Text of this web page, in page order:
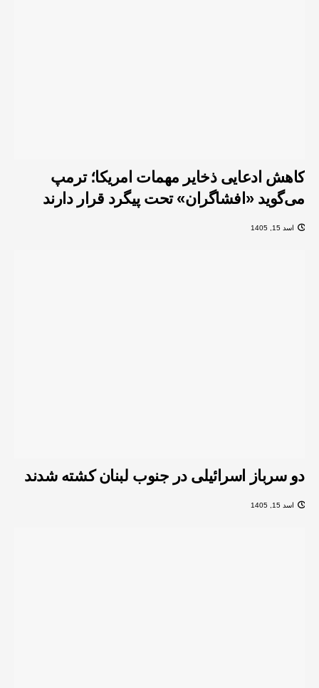
کاهش ادعایی ذخایر مهمات امریکا؛ ترمپ
می‌گوید «افشاگران» تحت پیگرد قرار دارند
اسد 15, 1405
دو سرباز اسرائیلی در جنوب لبنان کشته شدند
اسد 15, 1405